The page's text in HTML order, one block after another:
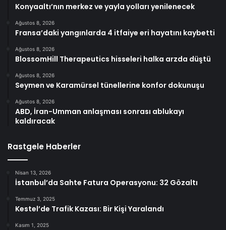
Konyaaltı’nın merkez ve yayla yolları yenilenecek
Ağustos 8, 2026
Fransa’daki yangınlarda 4 itfaiye eri hayatını kaybetti
Ağustos 8, 2026
BlossomHill Therapeutics hisseleri halka arzda düştü
Ağustos 8, 2026
Seymen ve Karamürsel tünellerine konfor dokunuşu
Ağustos 8, 2026
ABD, İran-Umman anlaşması sonrası ablukayı
kaldıracak
Rastgele Haberler
Nisan 13, 2026
İstanbul’da Sahte Fatura Operasyonu: 32 Gözaltı
Temmuz 3, 2025
Kestel’de Trafik Kazası: Bir Kişi Yaralandı
Kasım 1, 2025